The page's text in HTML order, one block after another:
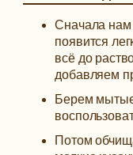
Сначала нам
появится
всё до
добавляем
Берем
Потом